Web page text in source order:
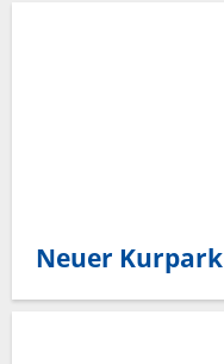
Neuer Kurpark